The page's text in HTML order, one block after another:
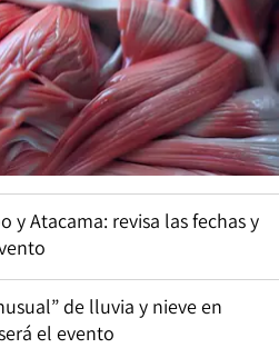
y Atacama: revisa las fechas y
de lluvia y nieve en
el evento